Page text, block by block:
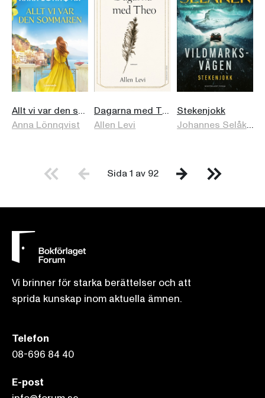
Allt vi var den sommaren
Anna Lönnqvist
Dagarna med Theo
Allen Levi
Stekenjokk
Johannes Selåker
Sida 1 av 92
Vi brinner för starka berättelser och att
sprida kunskap inom aktuella ämnen.
Telefon
08-696 84 40
E-post